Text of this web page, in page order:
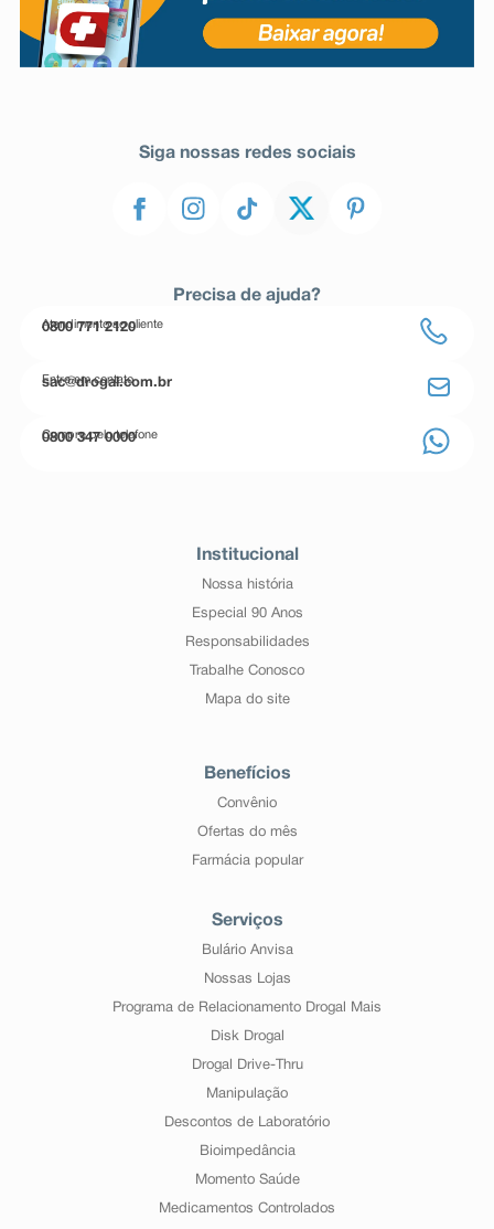
Siga nossas redes sociais
Precisa de ajuda?
Atendimento ao cliente
0800 771 2120
Entre em contato
sac@drogal.com.br
Compre pelo telefone
0800 347 0000
Institucional
Nossa história
Especial 90 Anos
Responsabilidades
Trabalhe Conosco
Mapa do site
Benefícios
Convênio
Ofertas do mês
Farmácia popular
Serviços
Bulário Anvisa
Nossas Lojas
Programa de Relacionamento Drogal Mais
Disk Drogal
Drogal Drive-Thru
Manipulação
Descontos de Laboratório
Bioimpedância
Momento Saúde
Medicamentos Controlados